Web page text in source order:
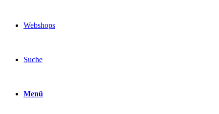
Webshops
Suche
Menü